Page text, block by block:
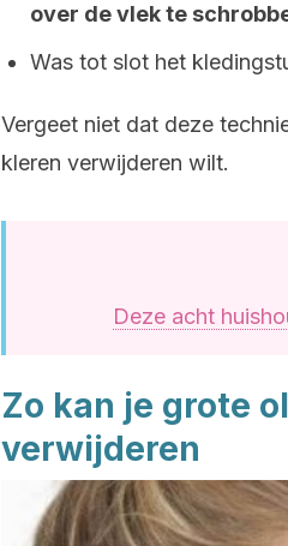
over de vlek te
Was tot slot het
Vergeet niet dat deze
kleren verwijderen wilt.
Deze acht
Zo kan je grote
verwijderen